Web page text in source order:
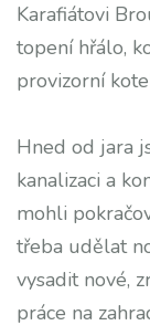
Karafiátovi
topení hřálo,
provizorní
Hned od jara
kanalizaci a
mohli
třeba udělat
vysadit nové,
práce na